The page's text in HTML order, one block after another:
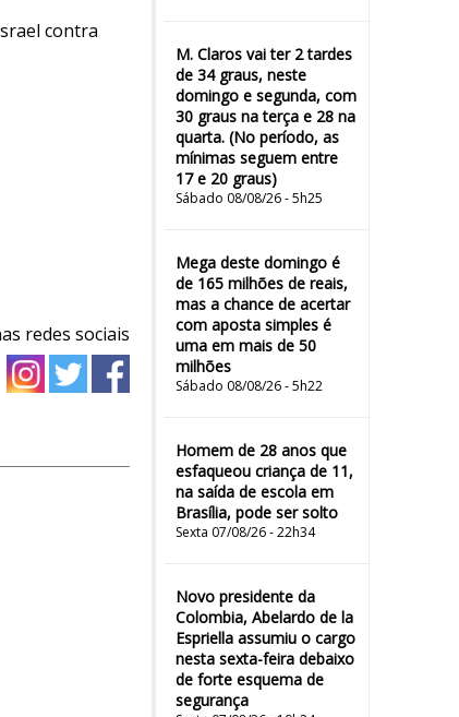
M. Claros vai ter 2 tardes
de 34 graus, neste
domingo e segunda, com
30 graus na terça e 28 na
quarta. (No período, as
mínimas seguem entre
17 e 20 graus)
Sábado 08/08/26 - 5h25
Mega deste domingo é
de 165 milhões de reais,
mas a chance de acertar
com aposta simples é
uma em mais de 50
milhões
Sábado 08/08/26 - 5h22
Homem de 28 anos que
esfaqueou criança de 11,
na saída de escola em
Brasília, pode ser solto
Sexta 07/08/26 - 22h34
Novo presidente da
Colombia, Abelardo de la
Espriella assumiu o cargo
nesta sexta-feira debaixo
de forte esquema de
segurança
contra
redes sociais